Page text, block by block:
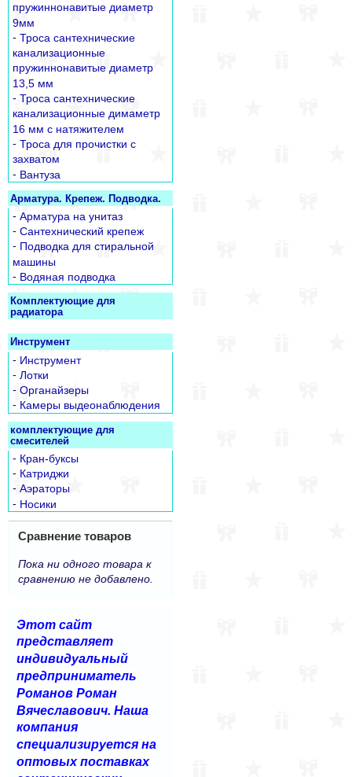
пружиннонавитые диаметр
9мм
- Троса сантехнические
канализационные
пружиннонавитые диаметр
13,5 мм
- Троса сантехнические
канализационные димаметр
16 мм с натяжителем
- Троса для прочистки с
захватом
- Вантуза
Арматура. Крепеж. Подводка.
- Арматура на унитаз
- Сантехнический крепеж
- Подводка для стиральной
машины
- Водяная подводка
Комплектующие для
радиатора
Инструмент
- Инструмент
- Лотки
- Органайзеры
- Камеры выдеонаблюдения
комплектующие для
смесителей
- Кран-буксы
- Катриджи
- Аэраторы
- Носики
Сравнение товаров
Пока ни одного товара к
сравнению не добавлено.
Этот сайт
представляет
индивидуальный
предприниматель
Романов Роман
Вячеславович. Наша
компания
специализируется на
оптовых поставках